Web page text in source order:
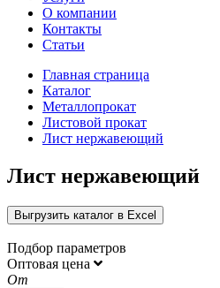
О компании
Контакты
Статьи
Главная страница
Каталог
Металлопрокат
Листовой прокат
Лист нержавеющий
Лист нержавеющий
Выгрузить каталог в Excel
Подбор параметров
Оптовая цена
От